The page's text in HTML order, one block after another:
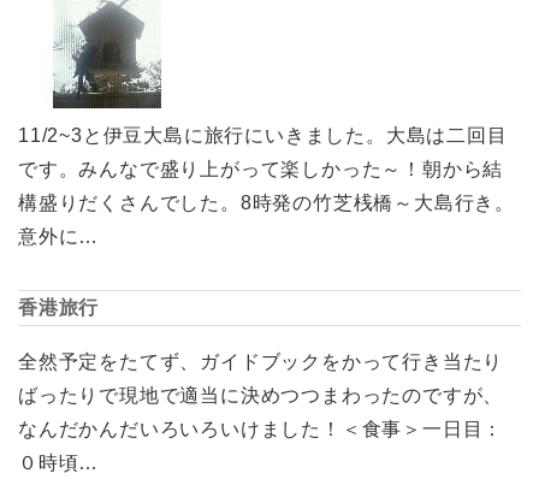
11/2~3と伊豆大島に旅行にいきました。大島は二回目
です。みんなで盛り上がって楽しかった～！朝から結
構盛りだくさんでした。8時発の竹芝桟橋～大島行き。
意外に…
香港旅行
全然予定をたてず、ガイドブックをかって行き当たり
ばったりで現地で適当に決めつつまわったのですが、
なんだかんだいろいろいけました！＜食事＞一日目：
０時頃…